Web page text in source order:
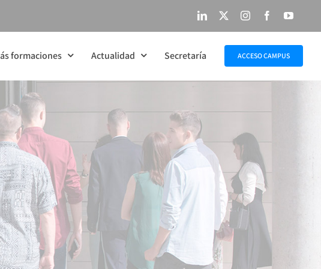
LinkedIn InstagramFacebook
formaciones Actualidad Secretaría ACCESO CAMPUS